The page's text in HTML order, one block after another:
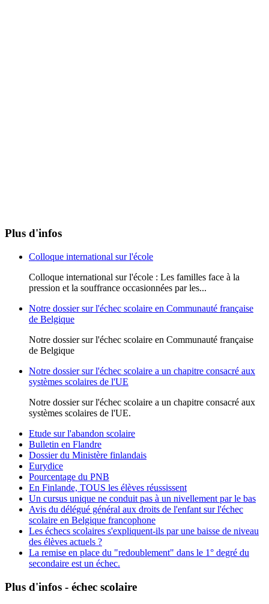
Plus d'infos
Colloque international sur l'école
Colloque international sur l'école : Les familles face à la
pression et la souffrance occasionnées par les...
Notre dossier sur l'échec scolaire en Communauté française
de Belgique
Notre dossier sur l'échec scolaire en Communauté française
de Belgique
Notre dossier sur l'échec scolaire a un chapitre consacré aux
systèmes scolaires de l'UE
Notre dossier sur l'échec scolaire a un chapitre consacré aux
systèmes scolaires de l'UE.
Etude sur l'abandon scolaire
Bulletin en Flandre
Dossier du Ministère finlandais
Eurydice
Pourcentage du PNB
En Finlande, TOUS les élèves réussissent
Un cursus unique ne conduit pas à un nivellement par le bas
Avis du délégué général aux droits de l'enfant sur l'échec
scolaire en Belgique francophone
Les échecs scolaires s'expliquent-ils par une baisse de niveau
des élèves actuels ?
La remise en place du "redoublement" dans le 1° degré du
secondaire est un échec.
Plus d'infos - échec scolaire